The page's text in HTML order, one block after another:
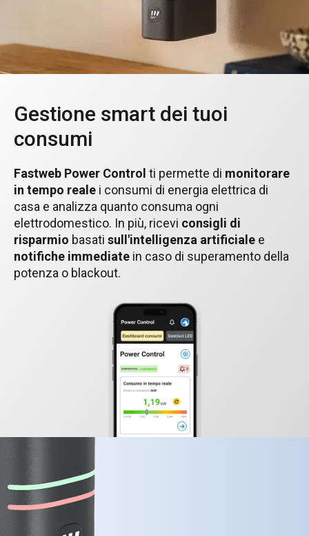
Gestione smart dei tuoi
consumi
Fastweb Power Control ti permette di monitorare
in tempo reale i consumi di energia elettrica di
casa e analizza quanto consuma ogni
elettrodomestico. In più, ricevi consigli di
risparmio basati sull'intelligenza artificiale e
notifiche immediate in caso di superamento della
potenza o blackout.